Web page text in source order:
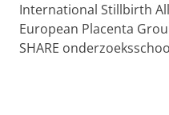
International Stillbirth
European Placenta
SHARE